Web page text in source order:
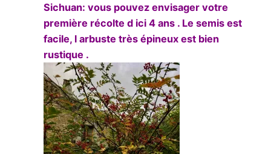
Sichuan: vous pouvez envisager votre
première récolte d ici 4 ans . Le semis est
facile, l arbuste très épineux est bien
rustique .